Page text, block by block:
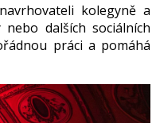
kolegyně a
dalších sociálních
práci a pomáhá